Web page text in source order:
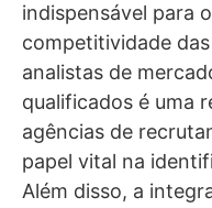
indispensável para
competitividade
analistas de
qualificados é uma
agências de
papel vital na
Além disso, a